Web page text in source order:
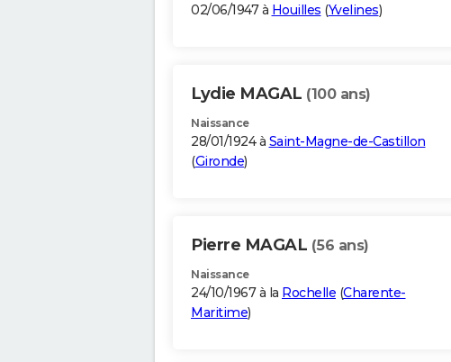
02/06/1947 à Houilles (Yvelines)
Lydie MAGAL (100 ans)
Naissance
28/01/1924 à Saint-Magne-de-Castillon
(Gironde)
Pierre MAGAL (56 ans)
Naissance
24/10/1967 à la Rochelle (Charente-
Maritime)